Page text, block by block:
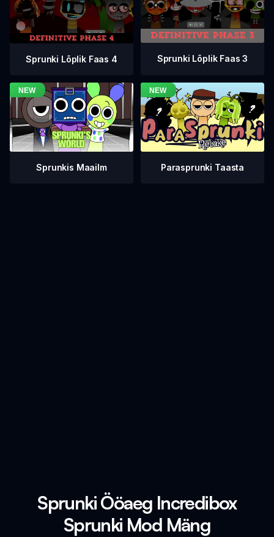
Sprunki Lõplik Faas 4 Sprunki Lõplik Faas 3
Sprunkis Maailm Parasprunki Taasta
Sprunki Ööaeg Incredibox
Sprunki Mod Mäng